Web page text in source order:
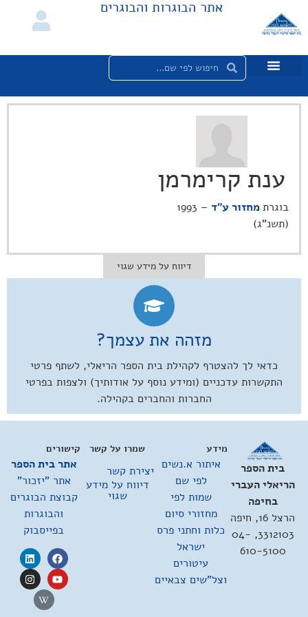
אתר הבוגרות והבוגרים
ענת קרימרמן
בוגרתמחזור ע"ד
– 1993
(תשנ"ג)
דיווח על מידע שגוי
מזהה את עצמך?
כדאי לך להצטרף לקהילת בית הספר הריאלי, לשתף פרטי
התקשרות עדכניים (ומידע נוסף על אודותיך) ולצפות בפרטי
החברות והחברים בקהילה.
בית הספר
הריאלי העברי
בחיפה
הרצל 16, חיפה
3312103, 04-
610-5100
מידע
איתור א.נשים
לפי שם
שמות לפי
מחזורי סיום
כלות וחתני פרס
ישראל
עיטורים
וצל"שים צבאיים
קישורים
אתר בית הספר
אתר "יזכור"
קבוצת הבוגרים
והבוגרות
בפייסבוק
שמרו על קשר
יצירת קשר
דיווח על מידע
שגוי